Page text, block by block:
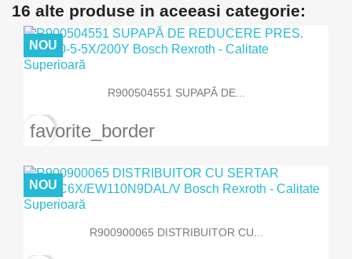
16 alte produse in aceeasi categorie:
R900504551 SUPAPĂ DE...
NOU
favorite_border
R900900065 DISTRIBUITOR CU...
NOU